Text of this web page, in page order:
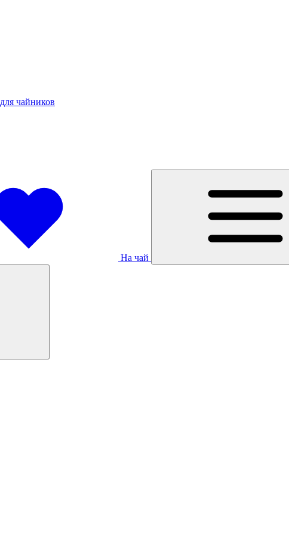
для чайников
На чай